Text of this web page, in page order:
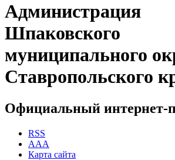
Администрация
Шпаковского
муниципального
Ставропольского
Официальный интернет-
RSS
AAA
Карта сайта